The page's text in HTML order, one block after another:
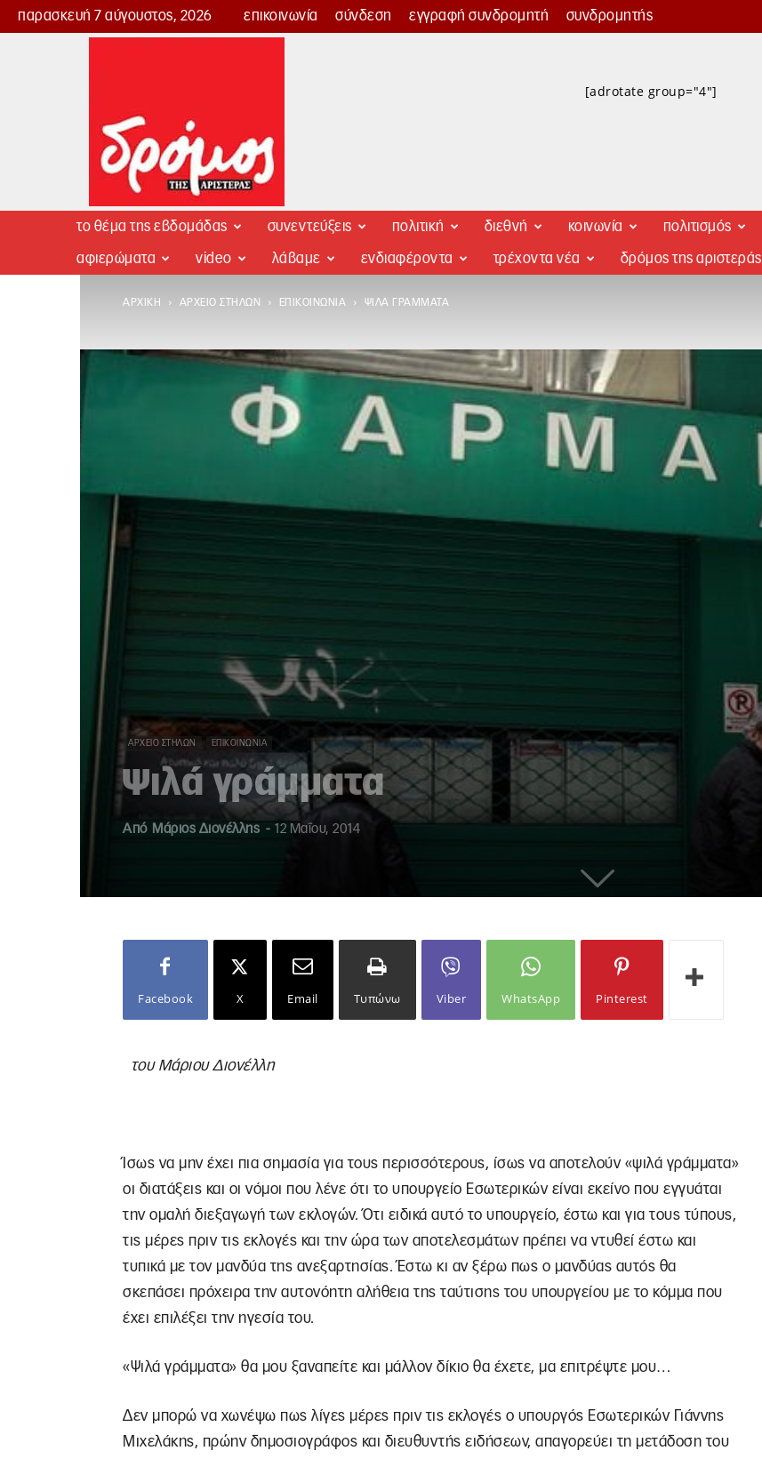
παρασκευή 7 αύγουστος, 2026 επικοινωνία σύνδεση εγγραφή συνδρομητή συνδρομητής
Δρόμος
[adrotate group="4"]
το θέμα της εβδομάδας συνεντεύξεις πολιτική διεθνή κοινωνία πολιτισμός
αφιερώματα video λάβαμε ενδιαφέροντα τρέχοντα νέα δρόμος της αριστεράς
ΑΡΧΙΚΉ ΑΡΧΕΊΟ ΣΤΗΛΏΝ ΕΠΙΚΟΙΝΩΝΊΑ ΨΙΛΆ ΓΡΆΜΜΑΤΑ
ΑΡΧΕΊΟ ΣΤΗΛΏΝ ΕΠΙΚΟΙΝΩΝΊΑ
Ψιλά γράμματα
Από Μάριος Διονέλλης - 12 Μαΐου, 2014
Facebook X Email Τυπώνω Viber WhatsApp Pinterest
του Μάριου Διονέλλη
Ίσως να μην έχει πια σημασία για τους περισσότερους, ίσως να αποτελούν «ψιλά γράμματα»
οι διατάξεις και οι νόμοι που λένε ότι το υπουργείο Εσωτερικών είναι εκείνο που εγγυάται
την ομαλή διεξαγωγή των εκλογών. Ότι ειδικά αυτό το υπουργείο, έστω και για τους τύπους,
τις μέρες πριν τις εκλογές και την ώρα των αποτελεσμάτων πρέπει να ντυθεί έστω και
τυπικά με τον μανδύα της ανεξαρτησίας. Έστω κι αν ξέρω πως ο μανδύας αυτός θα
σκεπάσει πρόχειρα την αυτονόητη αλήθεια της ταύτισης του υπουργείου με το κόμμα που
έχει επιλέξει την ηγεσία του.
«Ψιλά γράμματα» θα μου ξαναπείτε και μάλλον δίκιο θα έχετε, μα επιτρέψτε μου…
Δεν μπορώ να χωνέψω πως λίγες μέρες πριν τις εκλογές ο υπουργός Εσωτερικών Γιάννης
Μιχελάκης, πρώην δημοσιογράφος και διευθυντής ειδήσεων, απαγορεύει τη μετάδοση του